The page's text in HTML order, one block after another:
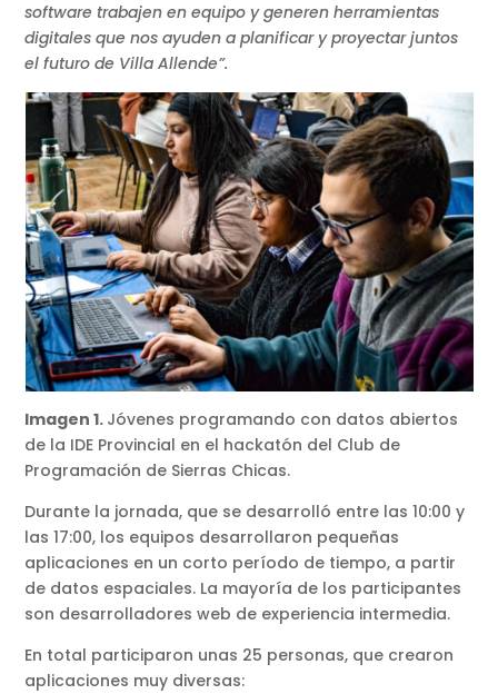
software trabajen en equipo y generen herramientas
digitales que nos ayuden a planificar y proyectar juntos
el futuro de Villa Allende”.
Imagen 1. Jóvenes programando con datos abiertos
de la IDE Provincial en el hackatón del Club de
Programación de Sierras Chicas.
Durante la jornada, que se desarrolló entre las 10:00 y
las 17:00, los equipos desarrollaron pequeñas
aplicaciones en un corto período de tiempo, a partir
de datos espaciales. La mayoría de los participantes
son desarrolladores web de experiencia intermedia.
En total participaron unas 25 personas, que crearon
aplicaciones muy diversas: